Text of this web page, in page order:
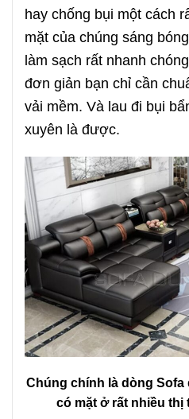
hay chống bụi một cách
mặt của chúng sáng
làm sạch rất nhanh
đơn giản bạn chỉ cần
vải mềm. Và lau đi bụi
xuyên là được.
Chúng chính là dòng Sofa
có mặt ở rất nhiều